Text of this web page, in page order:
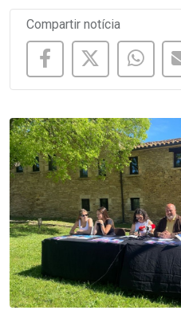
Compartir notícia